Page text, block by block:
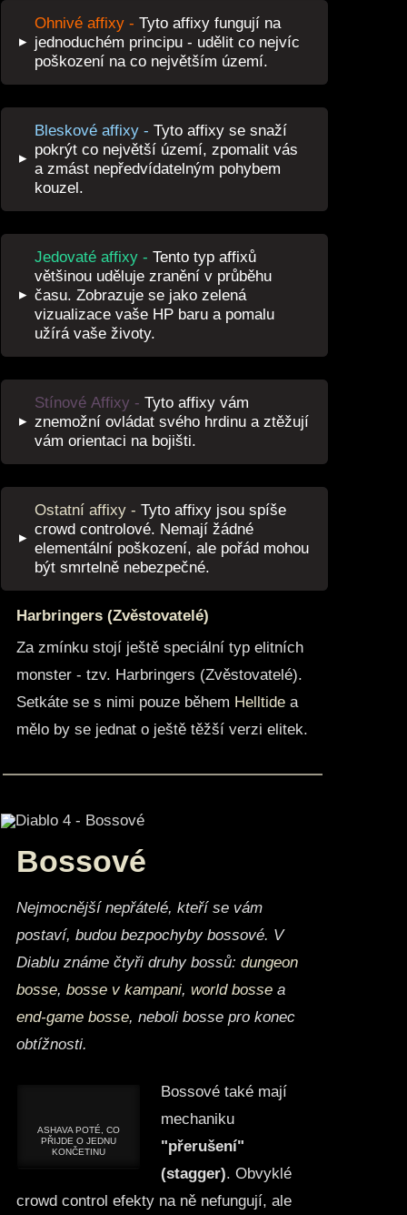
▸
Ohnivé affixy - Tyto affixy fungují na
jednoduchém principu - udělit co nejvíc
poškození na co největším území.
▸
Bleskové affixy -Tyto affixy se snaží
pokrýt co největší území, zpomalit vás
a zmást nepředvídatelným pohybem
kouzel.
▸
Jedovaté affixy -Tento typ affixů
většinou uděluje zranění v průběhu
času. Zobrazuje se jako zelená
vizualizace vaše HP baru a pomalu
užírá vaše životy.
▸
Stínové Affixy -Tyto affixy vám
znemožní ovládat svého hrdinu a ztěžují
vám orientaci na bojišti.
▸
Ostatní affixy - Tyto affixy jsou spíše
crowd controlové. Nemají žádné
elementální poškození, ale pořád mohou
být smrtelně nebezpečné.
Harbringers (Zvěstovatelé)
Za zmínku stojí ještě speciální typ elitních
monster - tzv. Harbringers (Zvěstovatelé).
Setkáte se s nimi pouze během Helltidea
mělo by se jednat o ještě těžší verzi elitek.
Bossové
Nejmocnější nepřátelé, kteří se vám
postaví, budou bezpochyby bossové. V
Diablu známe čtyři druhy bossů: dungeon
bosse, bosse v kampani, world bossea
end-game bosse, neboli bosse pro konec
obtížnosti.
ASHAVA POTÉ, CO
PŘIJDE O JEDNU
KONČETINU
Bossové také mají
mechaniku
"přerušení"
(stagger). Obvyklé
crowd control efekty na ně nefungují, ale